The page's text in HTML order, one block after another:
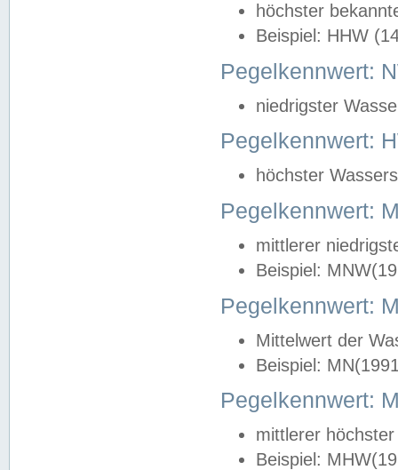
höchster
Beispiel: HHW
Pegelkennwert:
niedrigster
Pegelkennwert:
höchster
Pegelkennwert:
mittlerer
Beispiel:
Pegelkennwert:
Mittelwert der
Beispiel:
Pegelkennwert:
mittlerer
Beispiel: